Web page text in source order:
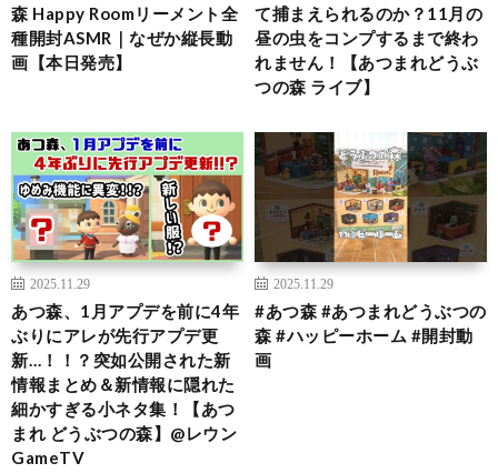
森 Happy Roomリーメント全
種開封ASMR｜なぜか縦長動
画【本日発売】
て捕まえられるのか？11月の
昼の虫をコンプするまで終わ
れません！【あつまれどうぶ
つの森 ライブ】
2025.11.29
あつ森、1月アプデを前に4年
ぶりにアレが先行アプデ更
新…！！？突如公開された新
情報まとめ＆新情報に隠れた
細かすぎる小ネタ集！【あつ
まれ どうぶつの森】@レウン
GameTV
2025.11.29
#あつ森 #あつまれどうぶつの
森 #ハッピーホーム #開封動
画